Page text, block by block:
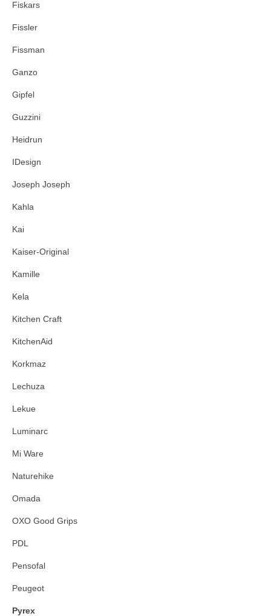
Fiskars
Fissler
Fissman
Ganzo
Gipfel
Guzzini
Heidrun
IDesign
Joseph Joseph
Kahla
Kai
Kaiser-Original
Kamille
Kela
Kitchen Craft
KitchenAid
Korkmaz
Lechuza
Lekue
Luminarc
Mi Ware
Naturehike
Omada
OXO Good Grips
PDL
Pensofal
Peugeot
Pyrex